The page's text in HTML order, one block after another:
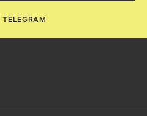
TELEGRAM